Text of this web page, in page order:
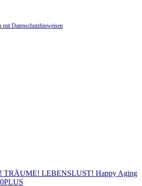
mit Datenschutzhinweisen